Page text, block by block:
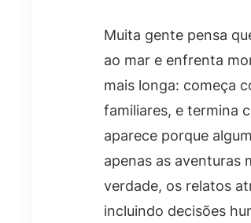
Muita gente pensa
ao mar e enfrenta
mais longa: começa
familiares, e termina
aparece porque
apenas as aventuras
verdade, os relatos
incluindo decisões